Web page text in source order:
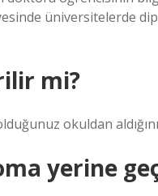
üniversitelerde
mi?
okuldan
yerine